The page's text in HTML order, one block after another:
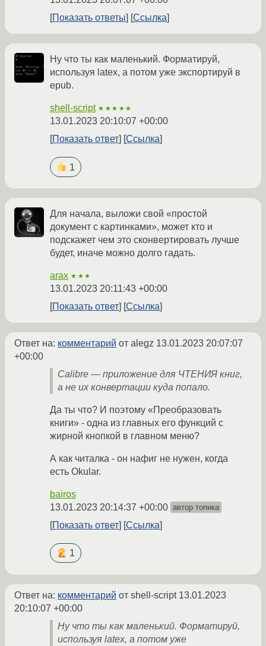
Показать ответы
Ссылка
Ну что ты как маленький. Форматируй,
используя latex, а потом уже экспортируй в
epub.
shell-script ★★★★★
13.01.2023 20:10:07 +00:00
Показать ответ
Ссылка
1
Для начала, выложи свой «простой
документ с картинками», может кто и
подскажет чем это сконвертировать лучше
будет, иначе можно долго гадать.
arax ★★★
13.01.2023 20:11:43 +00:00
Показать ответ
Ссылка
Ответ на: комментарий от alegz 13.01.2023 20:07:07
+00:00
Calibre — приложение для ЧТЕНИЯ книг,
а не их конвертации куда попало.
Да ты что? И поэтому «Преобразовать
книги» - одна из главных его функций с
жирной кнопкой в главном меню?
А как читалка - он нафиг не нужен, когда
есть Okular.
bairos
13.01.2023 20:14:37 +00:00 автор топика
Показать ответ Ссылка
1
Ответ на: комментарий от shell-script 13.01.2023
20:10:07 +00:00
Ну что ты как маленький. Форматируй,
используя latex, а потом уже